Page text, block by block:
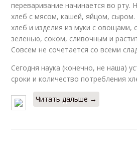
переваривание начинается во рту.
хлеб с мясом, кашей, яйцом, сыром.
хлеб и изделия из муки с овощами,
зеленью, соком, сливочным и
Совсем не сочетается со всеми
Сегодня наука (конечно, не наша)
сроки и количество потребления
Читать дальше →